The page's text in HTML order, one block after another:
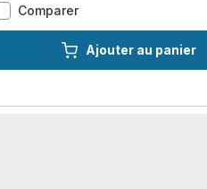
ComparerPro
Express
Renew,
Ajouter au panier